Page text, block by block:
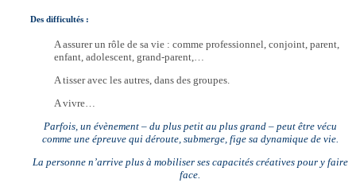
Des difficultés :
A assurer un rôle de sa vie : comme professionnel, conjoint, parent,
enfant, adolescent, grand-parent,…
A tisser avec les autres, dans des groupes.
A vivre…
Parfois, un évènement – du plus petit au plus grand – peut être vécu
comme une épreuve qui déroute, submerge, fige sa dynamique de vie.
La personne n’arrive plus à mobiliser ses capacités créatives pour y faire
face.